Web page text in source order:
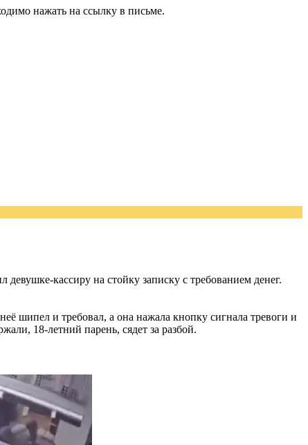
нажать на ссылку в письме.
кассиру на стойку записку с требованием денег.
шипел и требовал, а она нажала кнопку сигнала тревоги и
18-летний парень, сядет за разбой.